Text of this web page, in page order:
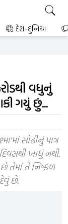
દેશ-દુનિયા
વધુનું
ગયું છું...
સોઢીનું પાત્ર
ખાધું નથી.
છે તેમાં તે નિષ્ફળ
છે.